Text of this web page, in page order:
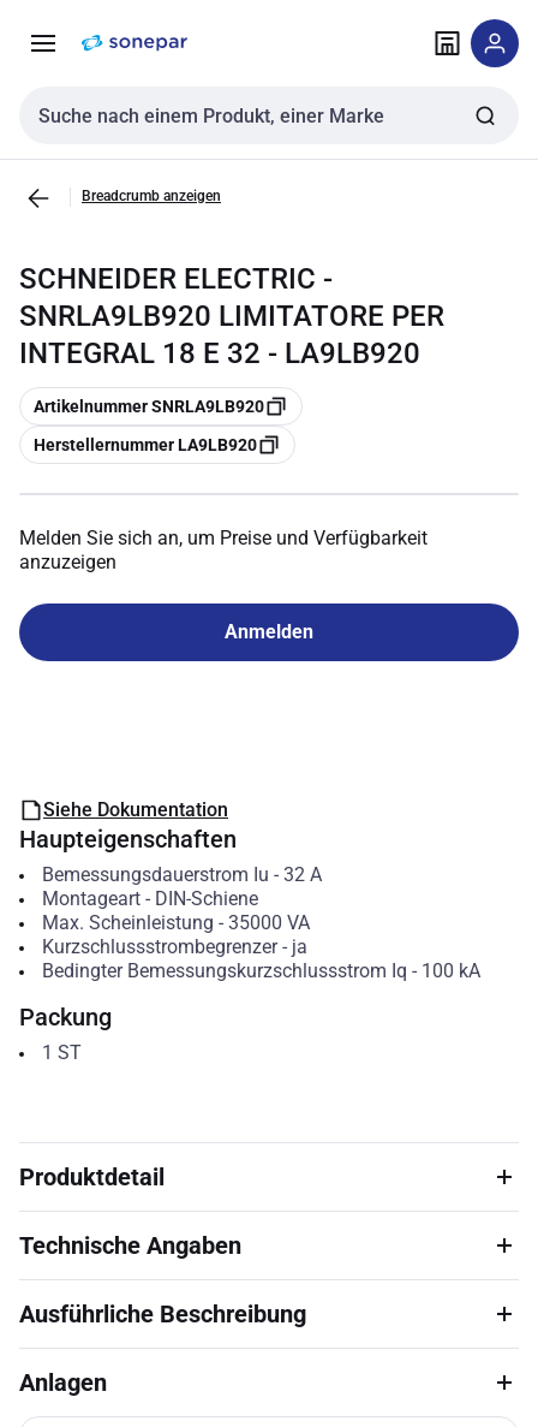
NavigationInhalt
Sucheingabe
Breadcrumb anzeigen
SCHNEIDER ELECTRIC -
SNRLA9LB920 LIMITATORE PER
INTEGRAL 18 E 32 - LA9LB920
Kopieren
Artikelnummer SNRLA9LB920
Kopieren
Herstellernummer LA9LB920
Melden Sie sich an, um Preise und Verfügbarkeit
anzuzeigen
Anmelden
Siehe Dokumentation
Haupteigenschaften
Bemessungsdauerstrom Iu - 32 A
Montageart- DIN-Schiene
Max. Scheinleistung - 35000 VA
Kurzschlussstrombegrenzer- ja
Bedingter Bemessungskurzschlussstrom Iq - 100 kA
Packung
1 ST
Produktdetail
Technische Angaben
Ausführliche Beschreibung
Anlagen